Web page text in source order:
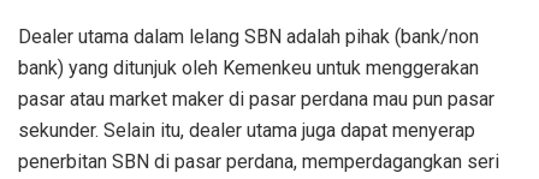
Dealer utama dalam lelang SBN adalah pihak (bank/non
bank) yang ditunjuk oleh Kemenkeu untuk menggerakan
pasar atau market maker di pasar perdana mau pun pasar
sekunder. Selain itu, dealer utama juga dapat menyerap
penerbitan SBN di pasar perdana, memperdagangkan seri